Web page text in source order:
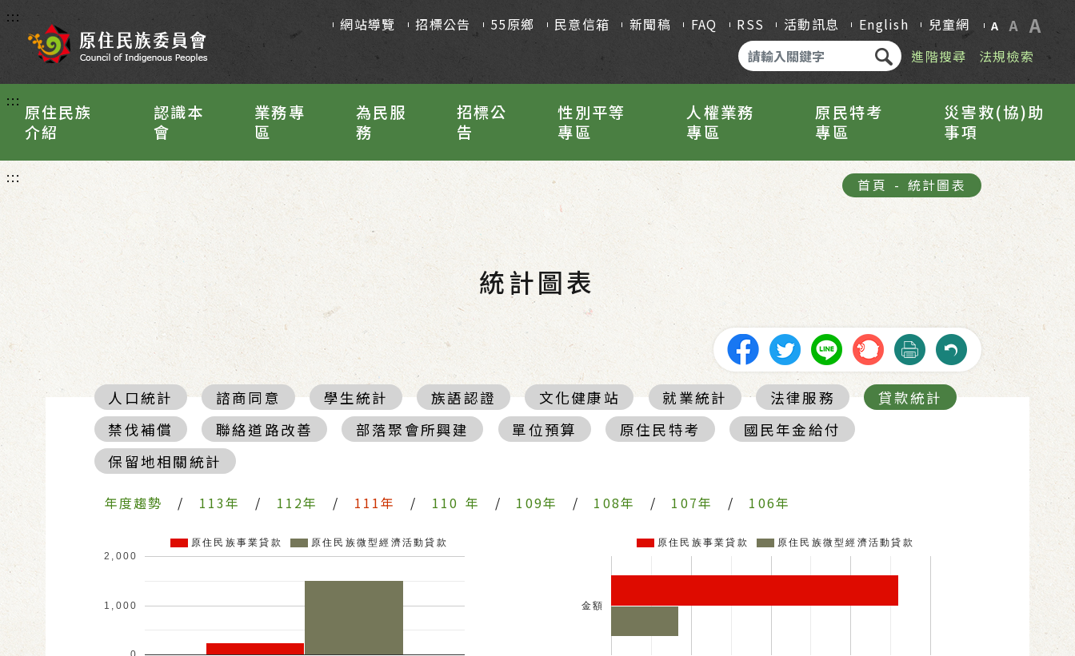
::: 網站導覽 招標公告 55原鄉 民意信箱 新聞稿 FAQ RSS 活動訊息 English 兒童網 A A A
進階搜尋 法規檢索
:::
原住民族
介紹
認識本
會
業務專
區
為民服
務
招標公
告
性別平等
專區
人權業務
專區
原民特考
專區
災害救(協)助
事項
::: 首頁 - 統計圖表
統計圖表
人口統計 諮商同意 學生統計 族語認證 文化健康站 就業統計 法律服務
貸款統計
禁伐補償
聯絡道路改善 部落聚會所興建 單位預算 原住民特考
國民年金給付
保留地相關統計
年度趨勢 / 113年 / 112年 / 111年 / 110 年 / 109年 / 108年 / 107年 / 106年
原住民族事業貸款 原住民族微型經濟活動貸款
1,000
2,000
原住民族事業貸款 原住民族微型經濟活動貸款
金額